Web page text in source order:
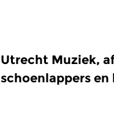
Utrecht Muziek,
schoenlappers en